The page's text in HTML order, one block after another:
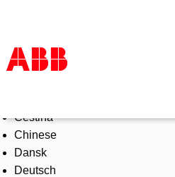
Products & Solutions
Industries
Services
About us
Čeština
Chinese
Dansk
Deutsch